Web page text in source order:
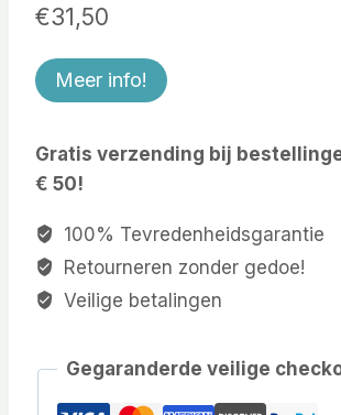
€31,50
Meer info!
Gratis verzending bij
€ 50!
100% Tevredenheidsgarantie
Retourneren zonder gedoe!
Veilige betalingen
Gegaranderde veilige